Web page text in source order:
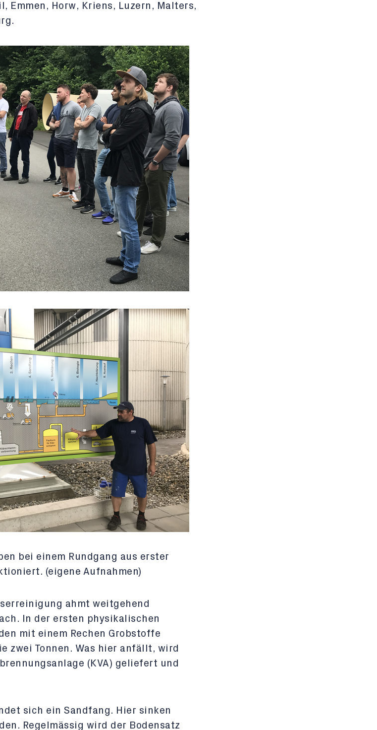
Emmen, Horw, Kriens, Luzern, Malters,
bei einem Rundgang aus erster
(eigene Aufnahmen)
ahmt weitgehend
In der ersten physikalischen
mit einem Rechen Grobstoffe
zwei Tonnen. Was hier anfällt, wird
(KVA) geliefert und
sich ein Sandfang. Hier sinken
Regelmässig wird der Bodensatz